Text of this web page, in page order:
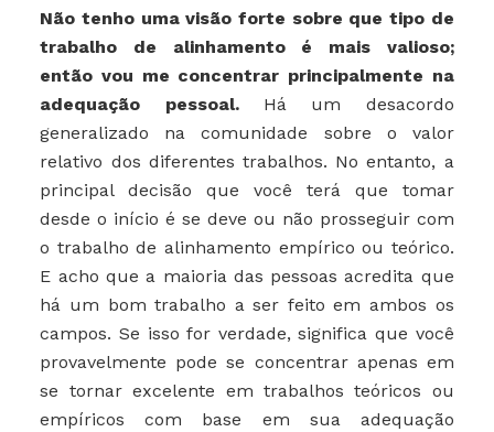
Não tenho uma visão forte sobre que tipo de
trabalho de alinhamento é mais valioso;
então vou me concentrar principalmente na
adequação pessoal.Há um desacordo
generalizado na comunidade sobre o valor
relativo dos diferentes trabalhos. No entanto, a
principal decisão que você terá que tomar
desde o início é se deve ou não prosseguir com
o trabalho de alinhamento empírico ou teórico.
E acho que a maioria das pessoas acredita que
há um bom trabalho a ser feito em ambos os
campos. Se isso for verdade, significa que você
provavelmente pode se concentrar apenas em
se tornar excelente em trabalhos teóricos ou
empíricos com base em sua adequação